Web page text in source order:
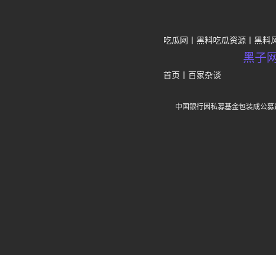
吃瓜网 黑料吃瓜资源 黑料
黑子
首页 百家杂谈
中国银行因私募基金包装成公